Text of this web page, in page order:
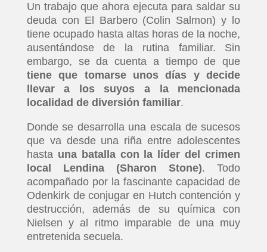
Un trabajo que ahora ejecuta para saldar su
deuda con El Barbero (Colin Salmon) y lo
tiene ocupado hasta altas horas de la noche,
ausentándose de la rutina familiar. Sin
embargo, se da cuenta a tiempo de que
tiene que tomarse unos días y decide
llevar a los suyos a la mencionada
localidad de diversión familiar.
Donde se desarrolla una escala de sucesos
que va desde una riña entre adolescentes
hasta una batalla con la líder del crimen
local Lendina (Sharon Stone). Todo
acompañado por la fascinante capacidad de
Odenkirk de conjugar en Hutch contención y
destrucción, además de su química con
Nielsen y al ritmo imparable de una muy
entretenida secuela.